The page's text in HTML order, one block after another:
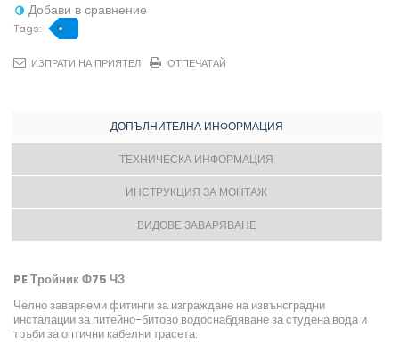
Добави в сравнение
Tags:
ИЗПРАТИ НА ПРИЯТЕЛ ОТПЕЧАТАЙ
ДОПЪЛНИТЕЛНА ИНФОРМАЦИЯ
ТЕХНИЧЕСКА ИНФОРМАЦИЯ
ИНСТРУКЦИЯ ЗА МОНТАЖ
ВИДОВЕ ЗАВАРЯВАНЕ
PE Тройник Ф75 ЧЗ
Челно заваряеми фитинги за изграждане на извънсградни
инсталации за питейно-битово водоснабдяване за студена вода и
тръби за оптични кабелни трасета.